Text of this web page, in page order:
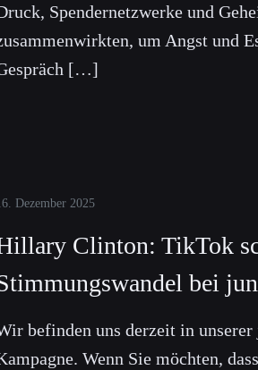
Spendernetzwerke und
um Angst und
[…]
Dezember 2025
Clinton: TikTok
bei
befinden uns derzeit in
Wenn Sie möchten,